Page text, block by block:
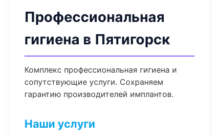
Профессиональная
гигиена в Пятигорск
Комплекс профессиональная гигиена и
сопутствующие услуги. Сохраняем
гарантию производителей имплантов.
Наши услуги